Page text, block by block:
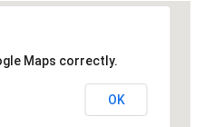
Maps correctly.
OK